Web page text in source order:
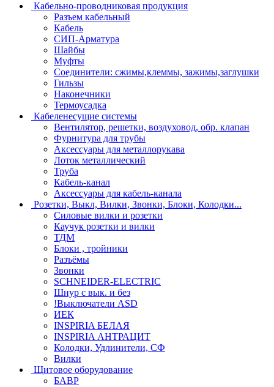
Кабельно-проводниковая продукция
Разъем кабельный
Кабель
СИП-Арматура
Шайбы
Муфты
Соединители: сжимы,клеммы, зажимы,заглушки
Гильзы
Наконечники
Термоусадка
Кабеленесущие системы
Вентилятор, решетки, воздуховод, обр. клапан
Фурнитура для трубы
Аксессуары для металлорукава
Лоток металлический
Труба
Кабель-канал
Аксессуары для кабель-канала
Розетки, Выкл, Вилки, Звонки, Блоки, Колодки...
Силовые вилки и розетки
Каучук розетки и вилки
ТДМ
Блоки , тройники
Разъёмы
Звонки
SCHNEIDER-ELECTRIC
Шнур с вык. и без
!Выключатели ASD
ИЕК
INSPIRIA БЕЛАЯ
INSPIRIA АНТРАЦИТ
Колодки, Удлинители, СФ
Вилки
Щитовое оборудование
БАВР